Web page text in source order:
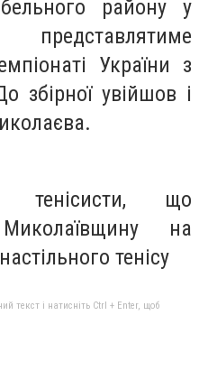
району у
України з
збірної увійшов і
тенісисти, що
Миколаївщину на
тенісу
текст і натисніть Ctrl + Enter, щоб